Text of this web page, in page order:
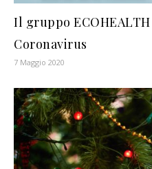
Il gruppo ECOHEALTH
Coronavirus
7 Maggio 2020